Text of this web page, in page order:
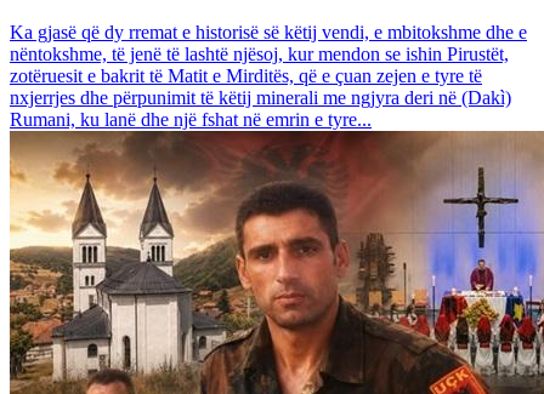
Ka gjasë që dy rremat e historisë së këtij vendi, e mbitokshme dhe e
nëntokshme, të jenë të lashtë njësoj, kur mendon se ishin Pirustët,
zotëruesit e bakrit të Matit e Mirditës, që e çuan zejen e tyre të
nxjerrjes dhe përpunimit të këtij minerali me ngjyra deri në (Dakì)
Rumani, ku lanë dhe një fshat në emrin e tyre...